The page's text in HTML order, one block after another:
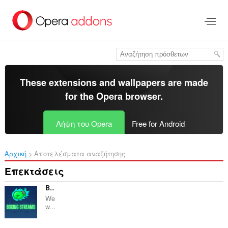
στο
κύριο
These extensions and wallpapers are made
for theOpera browser.
Λήψη του Opera Free for Android
Αρχική Αποτελέσματα αναζήτησης
Επεκτάσεις
Boxing Streams Me Popup
We
w...